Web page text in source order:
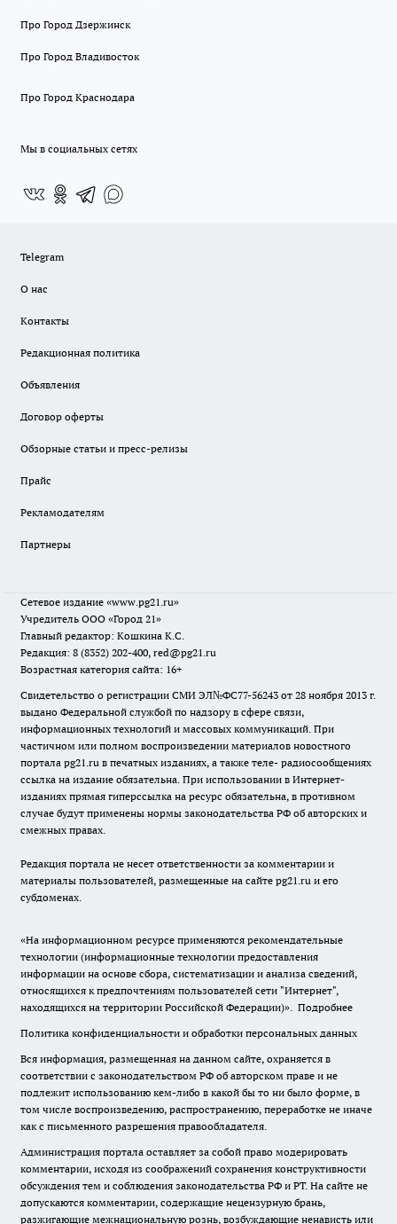
Про Город Дзержинск
Про Город Владивосток
Про Город Краснодара
Мы в социальных сетях
Telegram
О нас
Контакты
Редакционная политика
Объявления
Договор оферты
Обзорные статьи и пресс-релизы
Прайс
Рекламодателям
Партнеры
Сетевое издание «www.pg21.ru»
Учредитель ООО «Город 21»
Главный редактор: Кошкина К.С.
Редакция: 8 (8352) 202-400, red@pg21.ru
Возрастная категория сайта: 16+
Свидетельство о регистрации СМИ ЭЛ№ФС77-56243 от 28 ноября 2013 г.
выдано Федеральной службой по надзору в сфере связи,
информационных технологий и массовых коммуникаций. При
частичном или полном воспроизведении материалов новостного
портала pg21.ru в печатных изданиях, а также теле- радиосообщениях
ссылка на издание обязательна. При использовании в Интернет-
изданиях прямая гиперссылка на ресурс обязательна, в противном
случае будут применены нормы законодательства РФ об авторских и
смежных правах.
Редакция портала не несет ответственности за комментарии и
материалы пользователей, размещенные на сайте pg21.ru и его
субдоменах.
«На информационном ресурсе применяются рекомендательные
технологии (информационные технологии предоставления
информации на основе сбора, систематизации и анализа сведений,
относящихся к предпочтениям пользователей сети "Интернет",
находящихся на территории Российской Федерации)». Подробнее
Политика конфиденциальности и обработки персональных данных
Вся информация, размещенная на данном сайте, охраняется в
соответствии с законодательством РФ об авторском праве и не
подлежит использованию кем-либо в какой бы то ни было форме, в
том числе воспроизведению, распространению, переработке не иначе
как с письменного разрешения правообладателя.
Администрация портала оставляет за собой право модерировать
комментарии, исходя из соображений сохранения конструктивности
обсуждения тем и соблюдения законодательства РФ и РТ. На сайте не
допускаются комментарии, содержащие нецензурную брань,
разжигающие межнациональную рознь, возбуждающие ненависть или